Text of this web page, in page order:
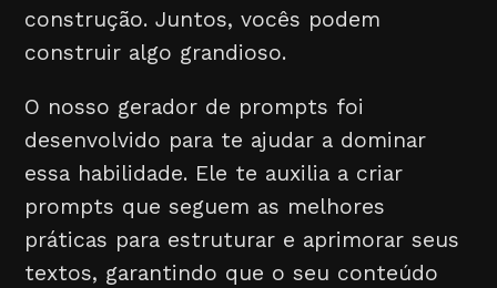
construção. Juntos, vocês podem
construir algo grandioso.
O nosso gerador de prompts foi
desenvolvido para te ajudar a dominar
essa habilidade. Ele te auxilia a criar
prompts que seguem as melhores
práticas para estruturar e aprimorar seus
textos, garantindo que o seu conteúdo